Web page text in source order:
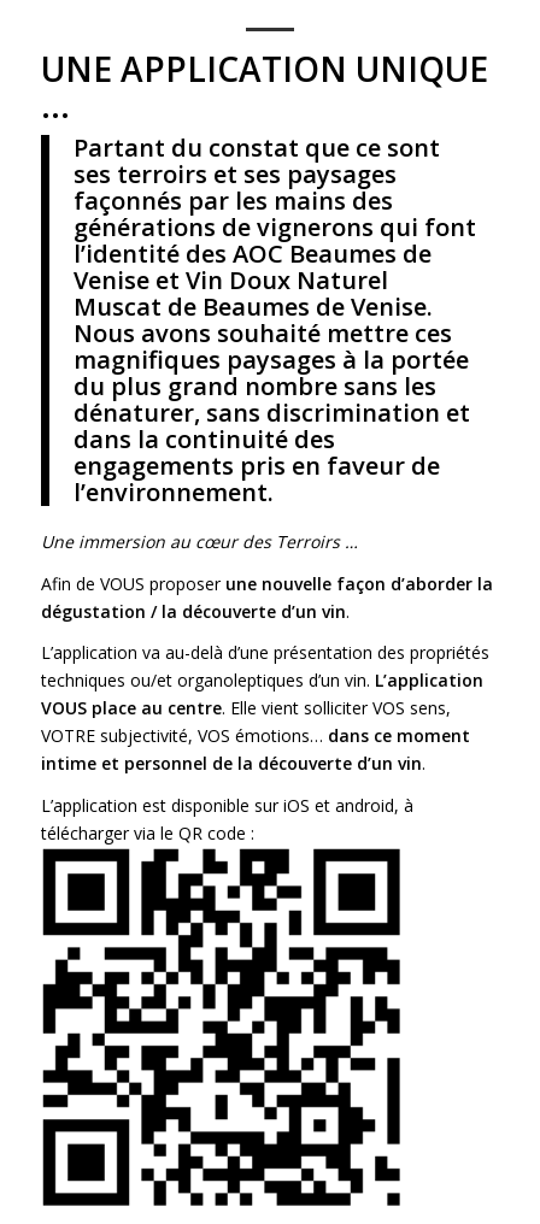
UNE APPLICATION UNIQUE
…
Partant du constat que ce sont
ses terroirs et ses paysages
façonnés par les mains des
générations de vignerons qui font
l’identité des AOC Beaumes de
Venise et Vin Doux Naturel
Muscat de Beaumes de Venise.
Nous avons souhaité mettre ces
magnifiques paysages à la portée
du plus grand nombre sans les
dénaturer, sans discrimination et
dans la continuité des
engagements pris en faveur de
l’environnement.
Une immersion au cœur des Terroirs …
Afin de VOUS proposer une nouvelle façon d’aborder la
dégustation / la découverte d’un vin.
L’application va au-delà d’une présentation des propriétés
techniques ou/et organoleptiques d’un vin. L’application
VOUS place au centre. Elle vient solliciter VOS sens,
VOTRE subjectivité, VOS émotions… dans ce moment
intime et personnel de la découverte d’un vin.
L’application est disponible sur iOS et android, à
télécharger via le QR code :